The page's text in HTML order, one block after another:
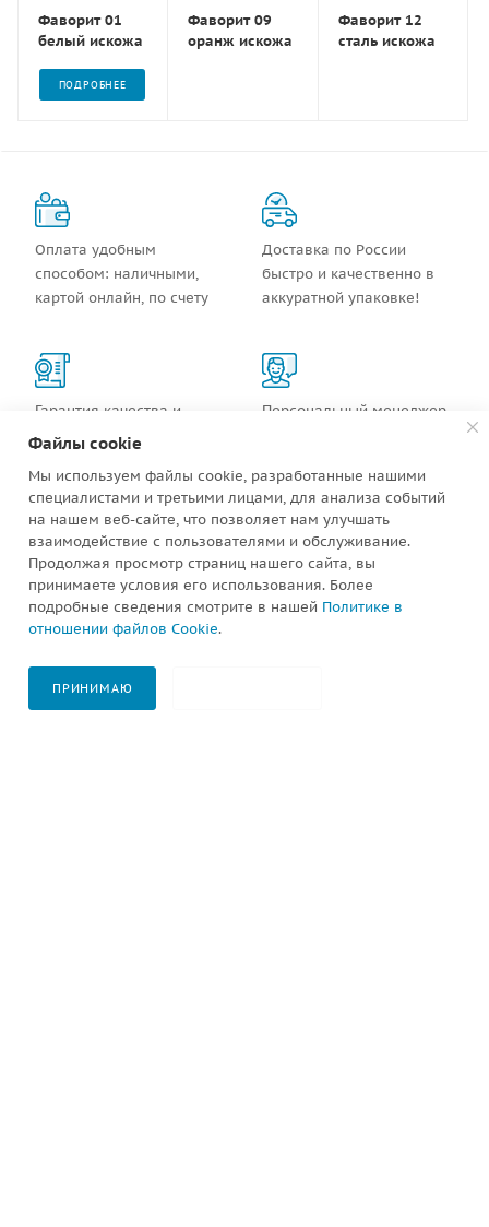
Фаворит 01
белый искожа
ПОДРОБНЕЕ
Фаворит 09
оранж искожа
Фаворит 12
сталь искожа
Оплата удобным
способом: наличными,
картой онлайн, по счету
Доставка по России
быстро и качественно в
аккуратной упаковке!
Гарантия качества и
сервисное обслуживание
Персональный менеджер
ОПИСАНИЕ ОТЗЫВЫ ОПЛАТА И ДОСТАВКА
Файлы cookie
Мы используем файлы cookie, разработанные нашими
специалистами и третьими лицами, для анализа событий
на нашем веб-сайте, что позволяет нам улучшать
взаимодействие с пользователями и обслуживание.
Продолжая просмотр страниц нашего сайта, вы
принимаете условия его использования. Более
подробные сведения смотрите в нашей Политике в
отношении файлов Cookie.
ПРИНИМАЮ